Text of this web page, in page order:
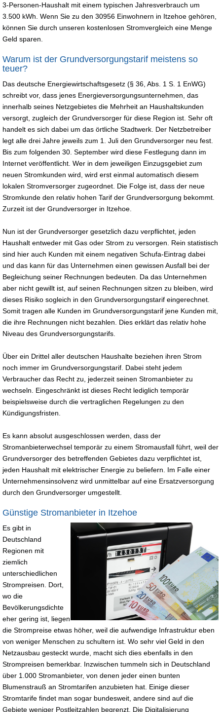
3-Personen-Haushalt mit einem typischen Jahresverbrauch um
3.500 kWh. Wenn Sie zu den 30956 Einwohnern in Itzehoe gehören,
können Sie durch unseren kostenlosen Stromvergleich eine Menge
Geld sparen.
Warum ist der Grundversorgungstarif meistens so
teuer?
Das deutsche Energiewirtschaftsgesetz (§ 36, Abs. 1 S. 1 EnWG)
schreibt vor, dass jenes Energieversorgungsunternehmen, das
innerhalb seines Netzgebietes die Mehrheit an Haushaltskunden
versorgt, zugleich der Grundversorger für diese Region ist. Sehr oft
handelt es sich dabei um das örtliche Stadtwerk. Der Netzbetreiber
legt alle drei Jahre jeweils zum 1. Juli den Grundversorger neu fest.
Bis zum folgenden 30. September wird diese Festlegung dann im
Internet veröffentlicht. Wer in dem jeweiligen Einzugsgebiet zum
neuen Stromkunden wird, wird erst einmal automatisch diesem
lokalen Stromversorger zugeordnet. Die Folge ist, dass der neue
Stromkunde den relativ hohen Tarif der Grundversorgung bekommt.
Zurzeit ist der Grundversorger in Itzehoe.
Nun ist der Grundversorger gesetzlich dazu verpflichtet, jeden
Haushalt entweder mit Gas oder Strom zu versorgen. Rein statistisch
sind hier auch Kunden mit einem negativen Schufa-Eintrag dabei
und das kann für das Unternehmen einen gewissen Ausfall bei der
Begleichung seiner Rechnungen bedeuten. Da das Unternehmen
aber nicht gewillt ist, auf seinen Rechnungen sitzen zu bleiben, wird
dieses Risiko sogleich in den Grundversorgungstarif eingerechnet.
Somit tragen alle Kunden im Grundversorgungstarif jene Kunden mit,
die ihre Rechnungen nicht bezahlen. Dies erklärt das relativ hohe
Niveau des Grundversorgungstarifs.
Über ein Drittel aller deutschen Haushalte beziehen ihren Strom
noch immer im Grundversorgungstarif. Dabei steht jedem
Verbraucher das Recht zu, jederzeit seinen Stromanbieter zu
wechseln. Eingeschränkt ist dieses Recht lediglich temporär
beispielsweise durch die vertraglichen Regelungen zu den
Kündigungsfristen.
Es kann absolut ausgeschlossen werden, dass der
Stromanbieterwechsel temporär zu einem Stromausfall führt, weil der
Grundversorger des betreffenden Gebietes dazu verpflichtet ist,
jeden Haushalt mit elektrischer Energie zu beliefern. Im Falle einer
Unternehmensinsolvenz wird unmittelbar auf eine Ersatzversorgung
durch den Grundversorger umgestellt.
Günstige Stromanbieter in Itzehoe
Es gibt in
Deutschland
Regionen mit
ziemlich
unterschiedlichen
Strompreisen. Dort,
wo die
Bevölkerungsdichte
eher gering ist, liegen
die Strompreise etwas höher, weil die aufwendige Infrastruktur eben
von weniger Menschen zu schultern ist. Wo sehr viel Geld in den
Netzausbau gesteckt wurde, macht sich dies ebenfalls in den
Strompreisen bemerkbar. Inzwischen tummeln sich in Deutschland
über 1.000 Stromanbieter, von denen jeder einen bunten
Blumenstrauß an Stromtarifen anzubieten hat. Einige dieser
Stromtarife findet man sogar bundesweit, andere sind auf die
Gebiete weniger Postleitzahlen begrenzt. Die Digitalisierung